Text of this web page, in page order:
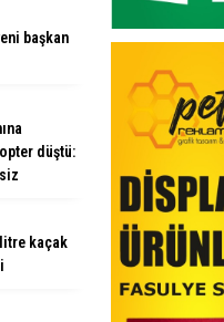
başkan
düştü:
litre kaçak